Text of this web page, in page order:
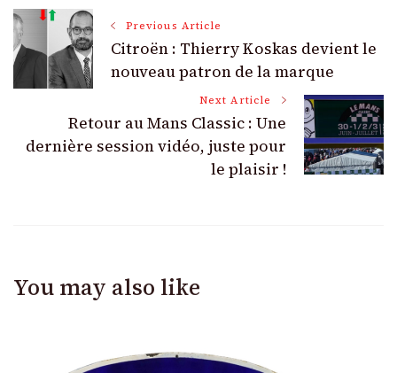
Post
Navigation
Previous Article
Citroën : Thierry Koskas devient le
nouveau patron de la marque
Next Article
Retour au Mans Classic : Une
dernière session vidéo, juste pour
le plaisir !
You may also like